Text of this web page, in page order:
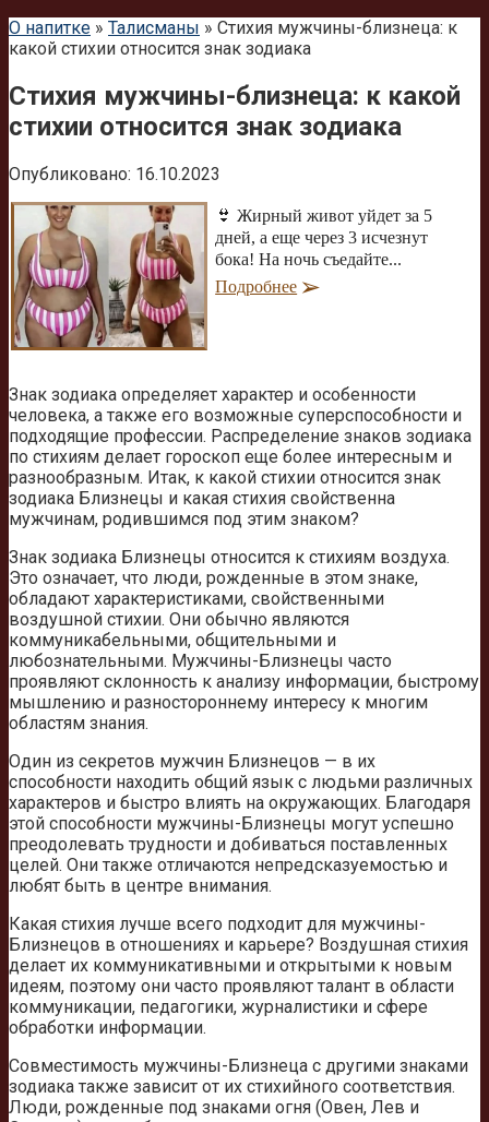
О напитке » Талисманы » Стихия мужчины-близнеца: к
какой стихии относится знак зодиака
Стихия мужчины-близнеца: к какой
стихии относится знак зодиака
Опубликовано: 16.10.2023
👙 Жирный живот уйдет за 5
дней, а еще через 3 исчезнут
бока! На ночь съедайте...
Подробнее
Знак зодиака определяет характер и особенности
человека, а также его возможные суперспособности и
подходящие профессии. Распределение знаков зодиака
по стихиям делает гороскоп еще более интересным и
разнообразным. Итак, к какой стихии относится знак
зодиака Близнецы и какая стихия свойственна
мужчинам, родившимся под этим знаком?
Знак зодиака Близнецы относится к стихиям воздуха.
Это означает, что люди, рожденные в этом знаке,
обладают характеристиками, свойственными
воздушной стихии. Они обычно являются
коммуникабельными, общительными и
любознательными. Мужчины-Близнецы часто
проявляют склонность к анализу информации, быстрому
мышлению и разностороннему интересу к многим
областям знания.
Один из секретов мужчин Близнецов — в их
способности находить общий язык с людьми различных
характеров и быстро влиять на окружающих. Благодаря
этой способности мужчины-Близнецы могут успешно
преодолевать трудности и добиваться поставленных
целей. Они также отличаются непредсказуемостью и
любят быть в центре внимания.
Какая стихия лучше всего подходит для мужчины-
Близнецов в отношениях и карьере? Воздушная стихия
делает их коммуникативными и открытыми к новым
идеям, поэтому они часто проявляют талант в области
коммуникации, педагогики, журналистики и сфере
обработки информации.
Совместимость мужчины-Близнеца с другими знаками
зодиака также зависит от их стихийного соответствия.
Люди, рожденные под знаками огня (Овен, Лев и